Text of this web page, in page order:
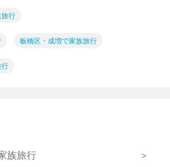
行
板橋区・成増で家族旅行
族旅行